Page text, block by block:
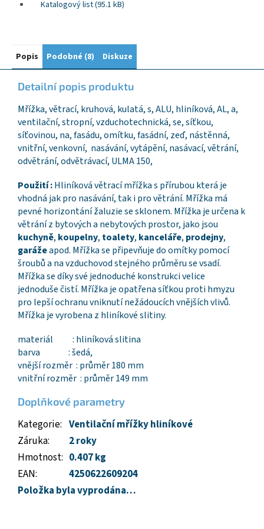
Katalogový list (95.1 kB)
Popis Podobné (8) Diskuze
Detailní popis produktu
Mřížka, větrací, kruhová, kulatá, s, ALU, hliníková, AL, a,
ventilační, stropní, vzduchotechnická, se, síťkou,
síťovinou, na, fasádu, omítku, fasádní, zeď, nástěnná,
vnitřní, venkovní, nasávání, vytápění, nasávací, větrání,
odvětrání, odvětrávací, ULMA 150,
Použití :Hliníková větrací mřížka s přírubou která je
vhodná jak pro nasávání, tak i pro větrání. Mřížka má
pevné horizontání žaluzie se sklonem. Mřížka je určena k
větrání z bytových a nebytových prostor, jako jsou
kuchyně, koupelny, toalety, kanceláře, prodejny,
garážeapod. Mřížka se připevňuje do omítky pomocí
šroubů a na vzduchovod stejného průměru se vsadí.
Mřížka se díky své jednoduché konstrukci velice
jednoduše čistí. Mřížka je opatřena síťkou proti hmyzu
pro lepší ochranu vniknutí nežádoucích vnějších vlivů.
Mřížka je vyrobena z hliníkové slitiny.
materiál : hliníková slitina
barva : šedá,
vnější rozměr : průměr 180 mm
vnitřní rozměr : průměr 149 mm
Doplňkové parametry
Kategorie: Ventilační mřížky hliníkové
Záruka:
2 roky
Hmotnost: 0.407 kg
EAN:
4250622609204
Položka byla vyprodána…